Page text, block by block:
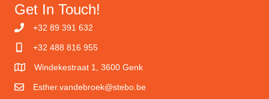
Get In Touch!
+32 89 391 632
+32 488 816 955
Windekestraat 1, 3600 Genk
Esther.vandebroek@stebo.be